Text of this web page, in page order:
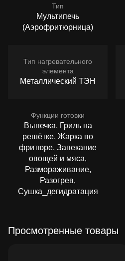
Тип
Мультипечь
(Аэрофритюрница)
Тип нагревательного
элемента
Металлический ТЭН
Функции готовки
Выпечка, Гриль на
решётке, Жарка во
фритюре, Запекание
овощей и мяса,
Размораживание,
Разогрев,
Сушка_дегидратация
Просмотренные товары